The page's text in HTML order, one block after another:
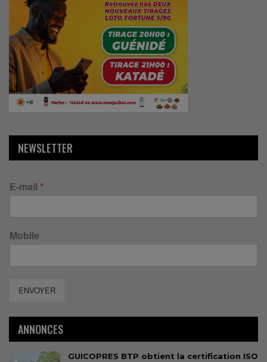
NEWSLETTER
E-mail *
Mobile
ENVOYER
ANNONCES
GUICOPRES BTP obtient la certification ISO